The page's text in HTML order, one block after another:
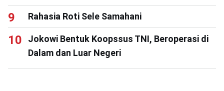
Rahasia Roti Sele Samahani
Jokowi Bentuk Koopssus TNI, Beroperasi di
Dalam dan Luar Negeri